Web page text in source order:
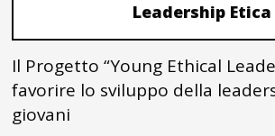
Leadership Etica
Il Progetto “Young Ethical
favorire lo sviluppo della
giovani